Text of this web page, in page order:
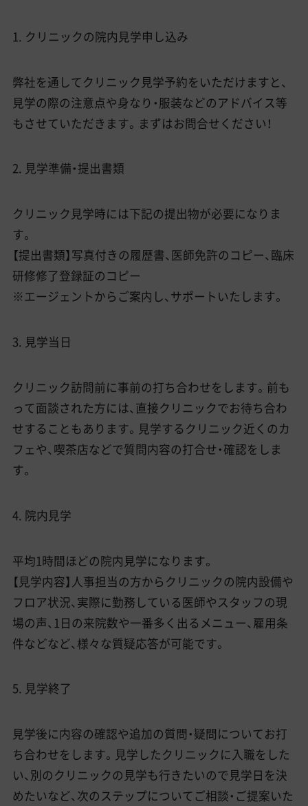
1. クリニックの院内見学申し込み
弊社を通してクリニック見学予約をいただけますと、
見学の際の注意点や身なり・服装などのアドバイス等
もさせていただきます。まずはお問合せください！
2. 見学準備・提出書類
クリニック見学時には下記の提出物が必要になりま
す。
【提出書類】写真付きの履歴書、医師免許のコピー、臨床
研修修了登録証のコピー
※エージェントからご案内し、サポートいたします。
3. 見学当日
クリニック訪問前に事前の打ち合わせをします。前も
って面談された方には、直接クリニックでお待ち合わ
せすることもあります。見学するクリニック近くのカ
フェや、喫茶店などで質問内容の打合せ・確認をしま
す。
4. 院内見学
平均1時間ほどの院内見学になります。
【見学内容】人事担当の方からクリニックの院内設備や
フロア状況、実際に勤務している医師やスタッフの現
場の声、1日の来院数や一番多く出るメニュー、雇用条
件などなど、様々な質疑応答が可能です。
5. 見学終了
見学後に内容の確認や追加の質問・疑問についてお打
ち合わせをします。見学したクリニックに入職をした
い、別のクリニックの見学も行きたいので見学日を決
めたいなど、次のステップについてご相談・ご提案いた